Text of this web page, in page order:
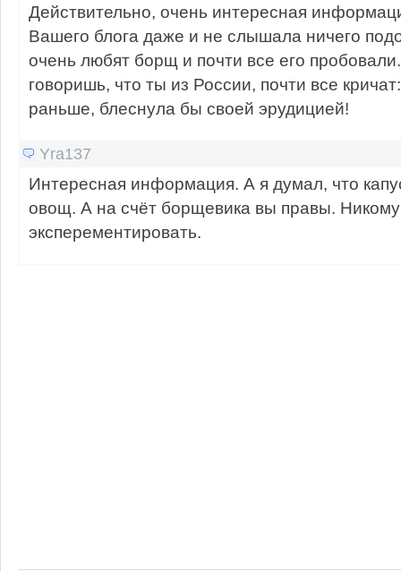
Действительно, очень интересная
Вашего блога даже и не слышала ничего
очень любят борщ и почти все его
говоришь, что ты из России, почти все
раньше, блеснула бы своей эрудицией!
Yra137
Интересная информация. А я думал, что
овощ. А на счёт борщевика вы правы.
эксперементировать.